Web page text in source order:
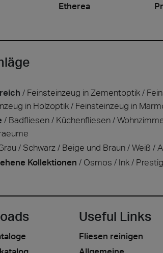
Etherea
Feinsteinzeug in Zementoptik
in Holzoptik
Feinsteinzeug in
Badfliesen Küchenfliesen
Schwarz Beige und Braun Weiß
Kollektionen
Osmos Ink
Useful Links
Fliesen reinigen